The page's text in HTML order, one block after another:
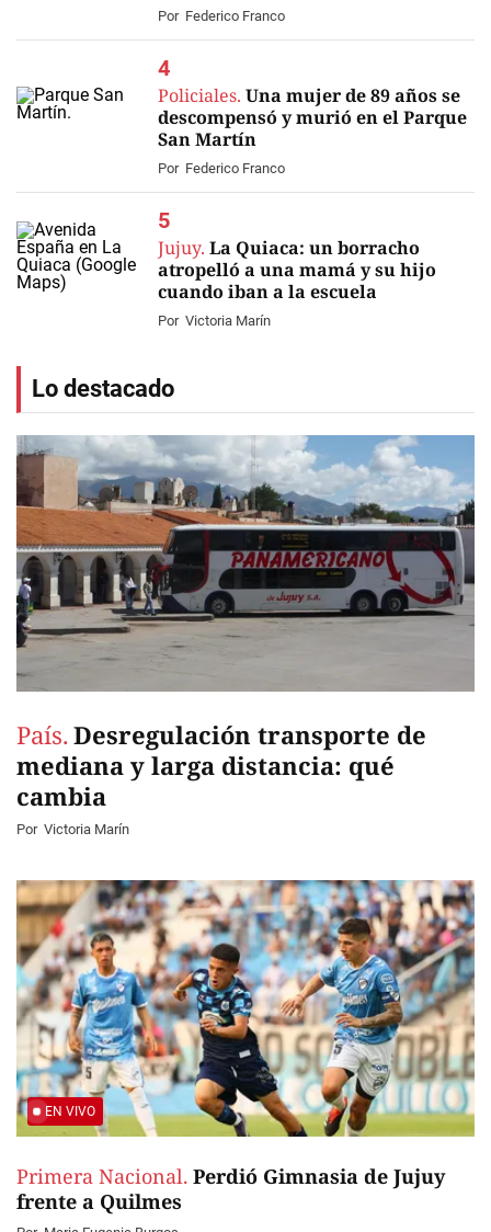
Por Federico Franco
Policiales. Una mujer de 89 años se
descompensó y murió en el Parque
San Martín
Por Federico Franco
Jujuy. La Quiaca: un borracho
atropelló a una mamá y su hijo
cuando iban a la escuela
Por Victoria Marín
Lo destacado
País. Desregulación transporte de
mediana y larga distancia: qué
cambia
Por Victoria Marín
EN VIVO
Primera Nacional. Perdió Gimnasia de Jujuy
frente a Quilmes